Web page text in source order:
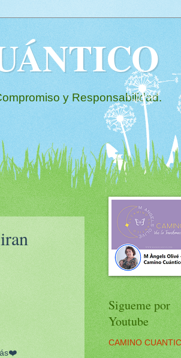
y Responsabilidad.
Sigueme por
Youtube
CAMINO